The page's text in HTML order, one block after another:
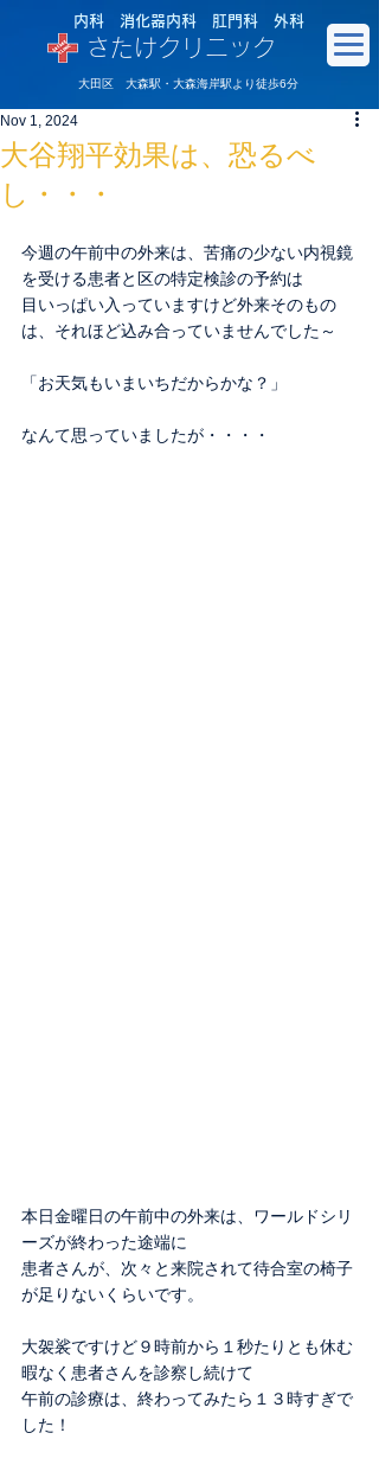
内科 消化器内科 肛門科 外科
さたけクリニック
大田区 大森駅・大森海岸駅より徒歩6分
大谷翔平効果は、恐るべ
し・・・
Nov 1, 2024
今週の午前中の外来は、苦痛の少ない内視鏡
を受ける患者と区の特定検診の予約は
目いっぱい入っていますけど外来そのもの
は、それほど込み合っていませんでした～
「お天気もいまいちだからかな？」
なんて思っていましたが・・・・
本日金曜日の午前中の外来は、ワールドシリ
ーズが終わった途端に
患者さんが、次々と来院されて待合室の椅子
が足りないくらいです。
大袈裟ですけど９時前から１秒たりとも休む
暇なく患者さんを診察し続けて
午前の診療は、終わってみたら１３時すぎで
した！